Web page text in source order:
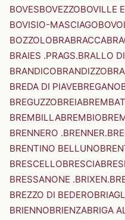
BOVESBOVEZZOBOVILLE
BOVISIO-MASCIAGO
BOZZOLOBRABRACCA
BRAIES .PRAGS.BRALLO
BRANDICOBRANDIZZO
BREDA DI PIAVEBREGANO
BREGUZZOBREIA
BREMBILLABREMBIO
BRENNERO .BRENNER.
BRENTINO BELLUNO
BRESCELLOBRESCIA
BRESSANONE .BRIXEN.
BREZZO DI BEDERO
BRIENNOBRIENZABRIGA